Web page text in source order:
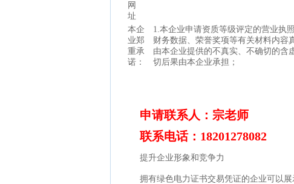
网
址
本企
业郑
重承
诺：
1.本企业申请资质等级评定的营业执
财务数据、荣誉奖项等有关材料内容
由本企业提供的不真实、不确切的含
切后果由本企业承担；
申请联系人：宗老师
联系电话：18201278082
提升企业形象和竞争力
拥有绿色电力证书交易凭证的企业可以